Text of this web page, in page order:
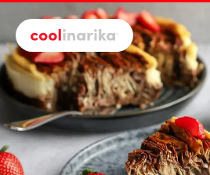
Preskoči na glavni sadržaj